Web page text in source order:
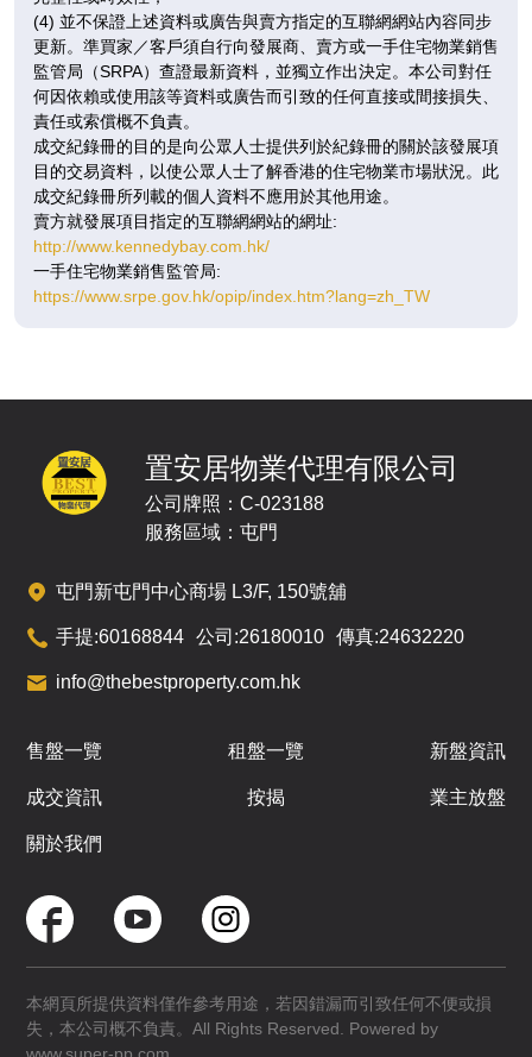
11
/
17
/
F
F
已售
A
287呎
1房
$786.4萬
已售
B
284呎
$805.2萬
已售
C
284呎
$806.8萬
已售
A
287呎
B
1房
1房
A
$803.6萬
B
1房
已售
C
1房
1房
1房
1房
$868萬
B
1房
1房
A
$898.3萬
已售
$918萬
$819.5萬
(4) 並不保證上述資料或廣告與賣方指定的互聯網網站內容同步
更新。準買家／客戶須自行向發展商、賣方或一手住宅物業銷售
監管局（SRPA）查證最新資料，並獨立作出決定。本公司對任
何因依賴或使用該等資料或廣告而引致的任何直接或間接損失、
責任或索償概不負責。
成交紀錄冊的目的是向公眾人士提供列於紀錄冊的關於該發展項
目的交易資料，以使公眾人士了解香港的住宅物業市場狀況。此
成交紀錄冊所列載的個人資料不應用於其他用途。
賣方就發展項目指定的互聯網網站的網址:
http://www.kennedybay.com.hk/
一手住宅物業銷售監管局:
https://www.srpe.gov.hk/opip/index.htm?lang=zh_TW
置安居物業代理有限公司
公司牌照：C-023188
服務區域：屯門
屯門新屯門中心商場 L3/F, 150號舖
手提:60168844 公司:26180010 傳真:24632220
info@thebestproperty.com.hk
售盤一覽 租盤一覽 新盤資訊
成交資訊 按揭 業主放盤
關於我們
本網頁所提供資料僅作參考用途，若因錯漏而引致任何不便或損
失，本公司概不負責。All Rights Reserved. Powered by